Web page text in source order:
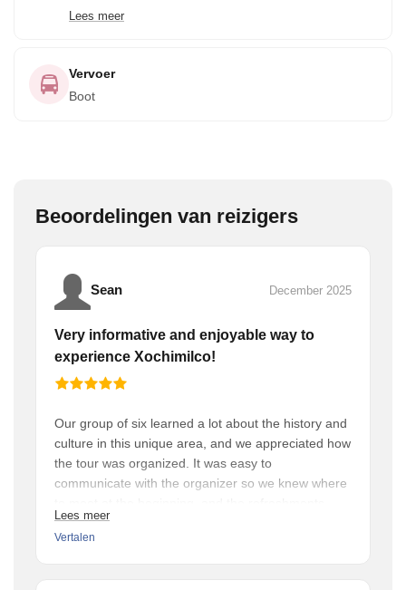
koeien die grazen in de chinampas * Guacamole met
avocado's van de lokale producenten van Cuajimalpa *
Lees meer
Vervoer
Boot
Beoordelingen van reizigers
Sean December 2025
Very informative and enjoyable way to
experience Xochimilco!
Our group of six learned a lot about the history and
culture in this unique area, and we appreciated how
the tour was organized. It was easy to
communicate with the organizer so we knew where
provided (cafe, juice, tamales and guacamole) were
a nice bonus. We recommend this tour highly!
Lees meer
Vertalen